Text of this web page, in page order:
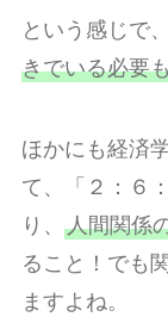
という感じで、
きでいる必要
ほかにも経済
て、「２：６
り、 人間関係
ること！でも
ますよね。